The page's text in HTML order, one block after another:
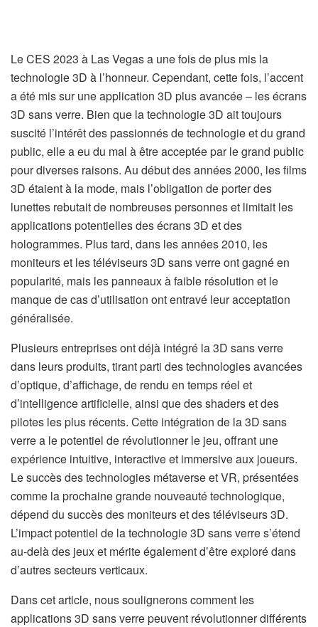
Le CES 2023 à Las Vegas a une fois de plus mis la
technologie 3D à l’honneur. Cependant, cette fois, l’accent
a été mis sur une application 3D plus avancée – les écrans
3D sans verre. Bien que la technologie 3D ait toujours
suscité l’intérêt des passionnés de technologie et du grand
public, elle a eu du mal à être acceptée par le grand public
pour diverses raisons. Au début des années 2000, les films
3D étaient à la mode, mais l’obligation de porter des
lunettes rebutait de nombreuses personnes et limitait les
applications potentielles des écrans 3D et des
hologrammes. Plus tard, dans les années 2010, les
moniteurs et les téléviseurs 3D sans verre ont gagné en
popularité, mais les panneaux à faible résolution et le
manque de cas d’utilisation ont entravé leur acceptation
généralisée.
Plusieurs entreprises ont déjà intégré la 3D sans verre
dans leurs produits, tirant parti des technologies avancées
d’optique, d’affichage, de rendu en temps réel et
d’intelligence artificielle, ainsi que des shaders et des
pilotes les plus récents. Cette intégration de la 3D sans
verre a le potentiel de révolutionner le jeu, offrant une
expérience intuitive, interactive et immersive aux joueurs.
Le succès des technologies métaverse et VR, présentées
comme la prochaine grande nouveauté technologique,
dépend du succès des moniteurs et des téléviseurs 3D.
L’impact potentiel de la technologie 3D sans verre s’étend
au-delà des jeux et mérite également d’être exploré dans
d’autres secteurs verticaux.
Dans cet article, nous soulignerons comment les
applications 3D sans verre peuvent révolutionner différents